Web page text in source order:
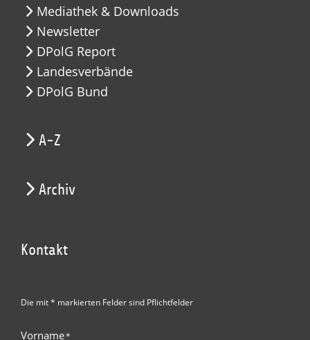
Mediathek & Downloads
Newsletter
DPolG Report
Landesverbände
DPolG Bund
A-Z
Archiv
Kontakt
Die mit * markierten Felder sind Pflichtfelder
Vorname*